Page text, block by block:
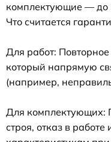
комплектующие — до
Что считается
Для работ:
который напрямую
(например,
Для комплектующих:
строя, отказ в